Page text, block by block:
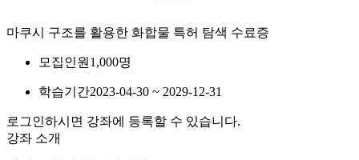
마쿠시 구조를 활용한 화합물 특허 탐색 수료증
모집인원 1,000명
학습기간2023-04-30 ~ 2029-12-31
로그인하시면 강좌에 등록할 수 있습니다.
강좌 소개